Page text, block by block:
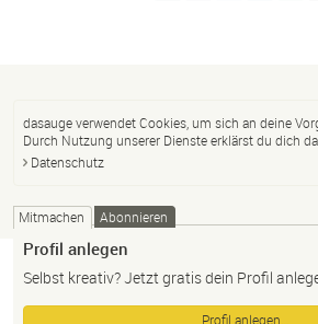
dasauge verwendet Cookies, um sich an deine
Durch Nutzung unserer Dienste erklärst du dich
Datenschutz
Mitmachen Abonnieren
Profil anlegen
Selbst kreativ? Jetzt gratis dein Profil
Profil anlegen…